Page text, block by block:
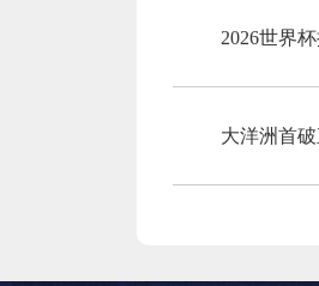
2026世界
大洋洲首